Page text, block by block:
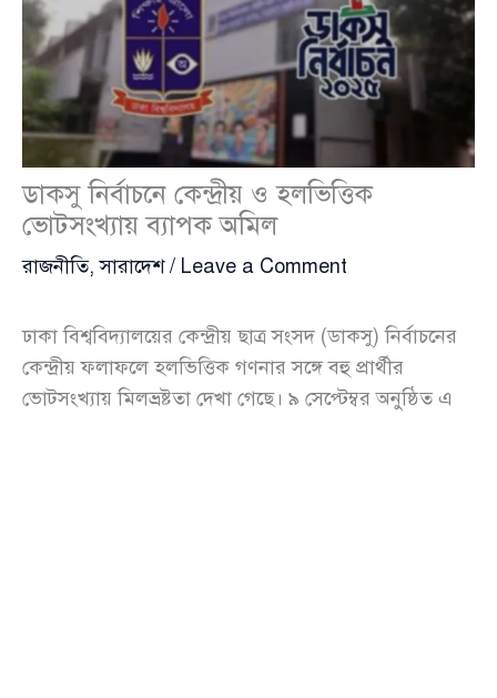
ডাকসু নির্বাচনে কেন্দ্রীয় ও হলভিত্তিক
ভোটসংখ্যায় ব্যাপক অমিল
রাজনীতি,সারাদেশ/ Leave a Comment
ঢাকা বিশ্ববিদ্যালয়ের কেন্দ্রীয় ছাত্র সংসদ (ডাকসু) নির্বাচনের
কেন্দ্রীয় ফলাফলে হলভিত্তিক গণনার সঙ্গে বহু প্রার্থীর
ভোটসংখ্যায় মিলভ্রষ্টতা দেখা গেছে। ৯ সেপ্টেম্বর অনুষ্ঠিত এ